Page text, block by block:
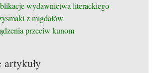
wydawnictwa literackiego
z migdałów
przeciw kunom
artykuły